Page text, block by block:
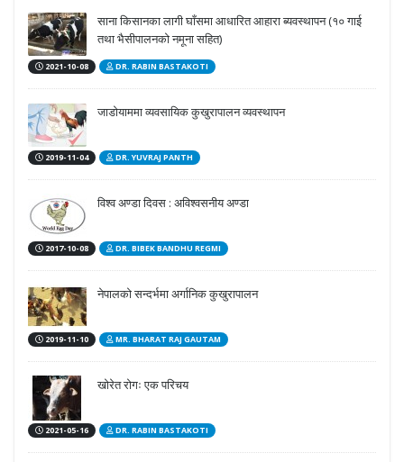
साना किसानका लागी घाँसमा आधारित आहारा ब्यवस्थापन (१० गाई
तथा भैसीपालनको नमूना सहित)
2021-10-08 DR. RABIN BASTAKOTI
जाडोयाममा व्यवसायिक कुखुरापालन व्यवस्थापन
2019-11-04 DR. YUVRAJ PANTH
विश्व अण्डा दिवस : अविश्वसनीय अण्डा
2017-10-08 DR. BIBEK BANDHU REGMI
नेपालको सन्दर्भमा अर्गानिक कुखुरापालन
2019-11-10 MR. BHARAT RAJ GAUTAM
खोरेत रोगः एक परिचय
2021-05-16 DR. RABIN BASTAKOTI